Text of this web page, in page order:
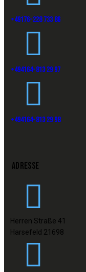
+49176-228 733 86
+494164-813 29 97
+494164-813 29 98
ADRESSE
Herren Straße 41
Harsefeld 21698